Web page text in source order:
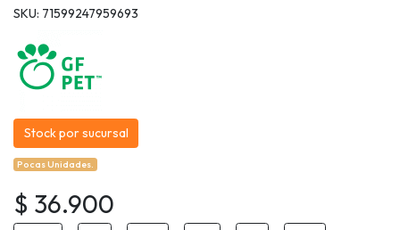
SKU: 71599247959693
Stock por sucursal
Pocas Unidades.
$ 36.900